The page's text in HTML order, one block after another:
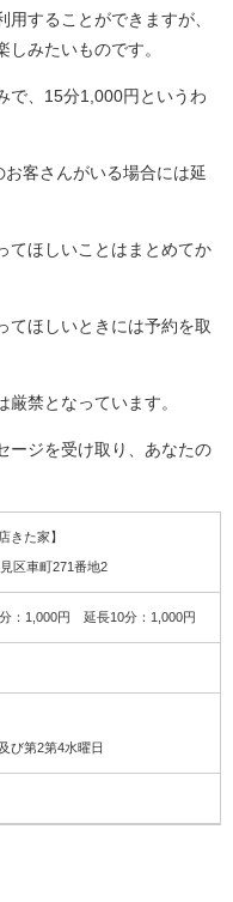
することができますが、
みたいものです。
で、15分1,000円というわ
客さんがいる場合には延
てほしいことはまとめてか
てほしいときには予約を取
禁となっています。
ージを受け取り、あなたの
きた家】
区車町271番地2
：1,000円 延長10分：1,000円
び第2第4水曜日